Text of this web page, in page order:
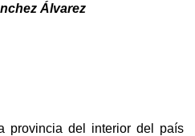
Álvarez
provincia del interior del país